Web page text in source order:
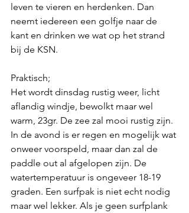
leven te vieren en herdenken. Dan
neemt iedereen een golfje naar de
kant en drinken we wat op het strand
bij de KSN.
Praktisch;
Het wordt dinsdag rustig weer, licht
aflandig windje, bewolkt maar wel
warm, 23gr. De zee zal mooi rustig zijn.
In de avond is er regen en mogelijk wat
onweer voorspeld, maar dan zal de
paddle out al afgelopen zijn. De
watertemperatuur is ongeveer 18-19
graden. Een surfpak is niet echt nodig
maar wel lekker. Als je geen surfplank